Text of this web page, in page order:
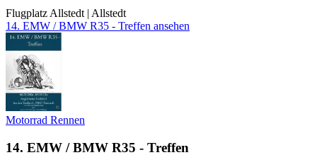
Flugplatz Allstedt | Allstedt
14. EMW / BMW R35 - Treffen ansehen
Motorrad Rennen
14. EMW / BMW R35 - Treffen